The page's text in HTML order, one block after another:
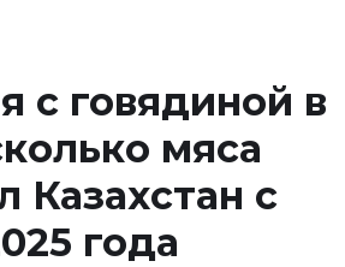
с говядиной в
мяса
Казахстан с
года